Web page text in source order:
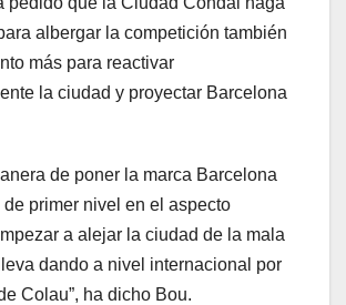
albergar la competición también
más para reactivar
la ciudad y proyectar Barcelona
de poner la marca Barcelona
primer nivel en el aspecto
a alejar la ciudad de la mala
dando a nivel internacional por
Colau”, ha dicho Bou.